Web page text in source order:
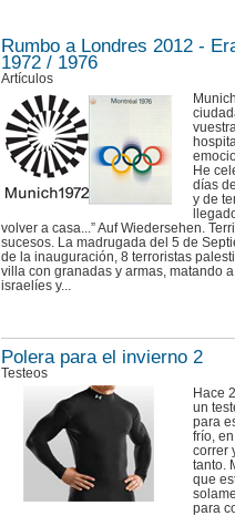
Rumbo a Londres 2012 -
1972 / 1976
Artículos
He
días
y de
volver a casa...” Auf Wiedersehen.
sucesos. La madrugada del 5 de
de la inauguración, 8 terroristas
villa con granadas y armas, matando
israelíes y...
Polera para el invierno 2
Testeos
Hace
un
para
frío,
correr
tanto.
que
para